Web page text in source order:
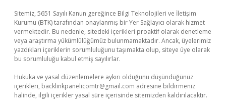
Sitemiz, 5651 Sayılı Kanun gereğince Bilgi Teknolojileri ve İletişim
Kurumu (BTK) tarafından onaylanmış bir Yer Sağlayıcı olarak hizmet
vermektedir. Bu nedenle, sitedeki içerikleri proaktif olarak denetleme
veya araştırma yükümlülüğümüz bulunmamaktadır. Ancak, üyelerimiz
yazdıkları içeriklerin sorumluluğunu taşımakta olup, siteye üye olarak
bu sorumluluğu kabul etmiş sayılırlar.
Hukuka ve yasal düzenlemelere aykırı olduğunu düşündüğünüz
içerikleri, backlinkpanelicomtr@gmail.com adresine bildirmeniz
halinde, ilgili içerikler yasal süre içerisinde sitemizden kaldırılacaktır.